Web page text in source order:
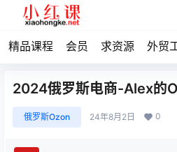
精品课程 会员 求资源 外贸
2024俄罗斯电商-Alex的
俄罗斯Ozon 24年8月2日 0